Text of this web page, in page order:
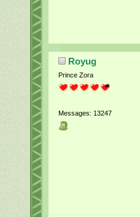
Royug
Prince Zora
Messages: 13247